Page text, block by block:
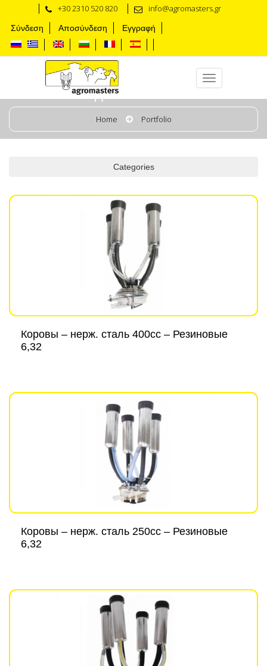
+30 2310 520 820 info@agromasters.gr
Σύνδεση Αποσύνδεση Εγγραφή
Подвесная часть
Home Portfolio
Categories
Коровы – нерж. сталь 400cc – Резиновые
6,32
Коровы – нерж. сталь 250cc – Резиновые
6,32